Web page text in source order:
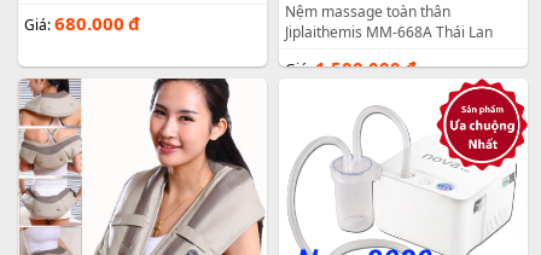
Giá:680.000 đ
Nệm massage toàn thân
Jiplaithemis MM-668A Thái Lan
Giá:1.500.000đ